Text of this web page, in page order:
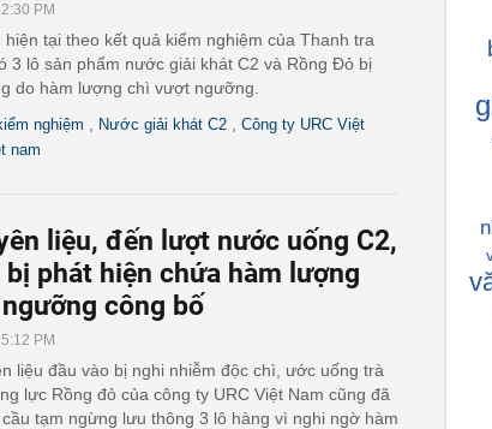
PM
tại theo kết quả kiểm nghiệm của Thanh tra
3 lô sản phẩm nước giải khát C2 và Rồng Đỏ bị
do hàm lượng chì vượt ngưỡng.
nghiệm Nước giải khát C2
Công ty URC Việt
nam
liệu, đến lượt nước uống C2,
bị phát hiện chứa hàm lượng
công bố
PM
liệu đầu vào bị nghi nhiễm độc chì, ước uống trà
lực Rồng đỏ của công ty URC Việt Nam cũng đã
tạm ngừng lưu thông 3 lô hàng vì nghi ngờ hàm